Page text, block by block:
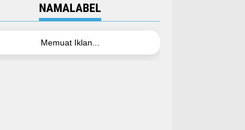
NAMALABEL
Memuat Iklan...